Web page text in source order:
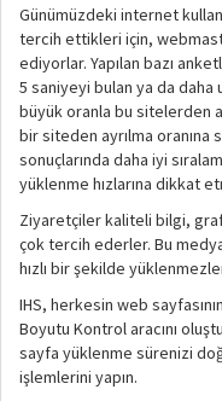
Günümüzdeki internet
tercih ettikleri için,
ediyorlar. Yapılan bazı
5 saniyeyi bulan ya da
büyük oranla bu sitelerden
bir siteden ayrılma oranına
sonuçlarında daha iyi
yüklenme hızlarına dikkat
Ziyaretçiler kaliteli bilgi,
çok tercih ederler. Bu
hızlı bir şekilde
IHS, herkesin web
Boyutu Kontrol aracını
sayfa yüklenme sürenizi
işlemlerini yapın.